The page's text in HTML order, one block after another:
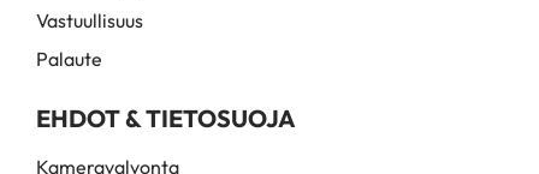
Vastuullisuus
Palaute
EHDOT & TIETOSUOJA
Kameravalvonta